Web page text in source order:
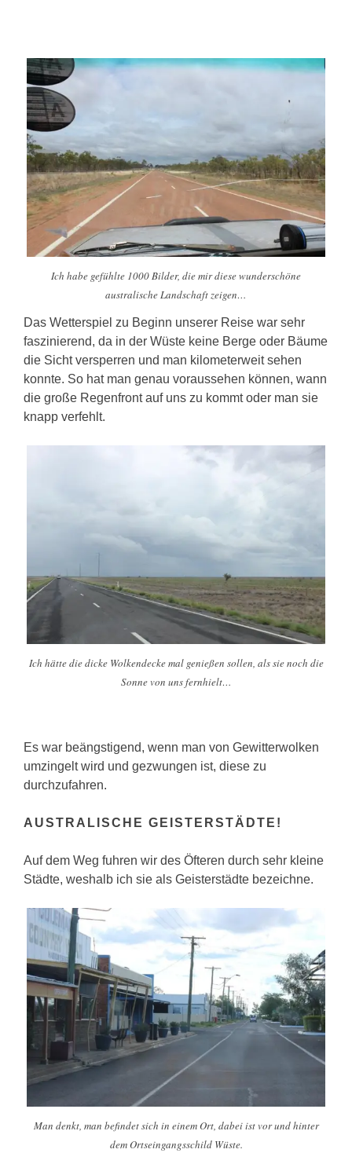
Ich habe gefühlte 1000 Bilder, die mir diese wunderschöne
australische Landschaft zeigen…
Das Wetterspiel zu Beginn unserer Reise war sehr
faszinierend, da in der Wüste keine Berge oder Bäume
die Sicht versperren und man kilometerweit sehen
konnte. So hat man genau voraussehen können, wann
die große Regenfront auf uns zu kommt oder man sie
knapp verfehlt.
Ich hätte die dicke Wolkendecke mal genießen sollen, als sie noch die
Sonne von uns fernhielt…
Es war beängstigend, wenn man von Gewitterwolken
umzingelt wird und gezwungen ist, diese zu
durchzufahren.
AUSTRALISCHE GEISTERSTÄDTE!
Auf dem Weg fuhren wir des Öfteren durch sehr kleine
Städte, weshalb ich sie als Geisterstädte bezeichne.
Man denkt, man befindet sich in einem Ort, dabei ist vor und hinter
dem Ortseingangsschild Wüste.